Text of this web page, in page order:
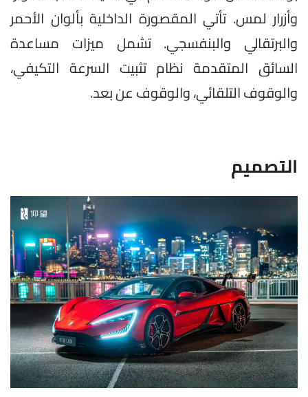
وأزرار لمس. تأتي المقصورة الداخلية بألوان الأحمر
والبرتقالي والبنفسجي. تشمل ميزات مساعدة
السائق المتقدمة نظام تثبيت السرعة التكيفي،
والوقوف التلقائي، والوقوف عن بعد.
التصميم